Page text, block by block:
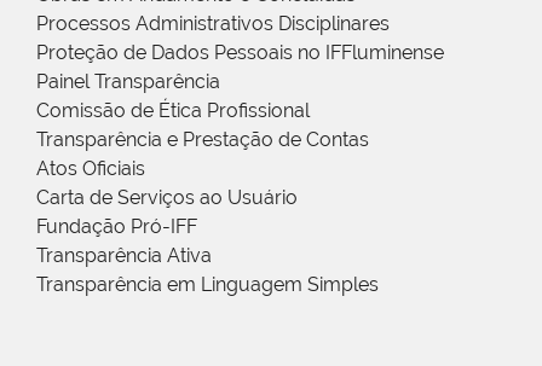
Processos Administrativos Disciplinares
Proteção de Dados Pessoais no IFFluminense
Painel Transparência
Comissão de Ética Profissional
Transparência e Prestação de Contas
Atos Oficiais
Carta de Serviços ao Usuário
Fundação Pró-IFF
Transparência Ativa
Transparência em Linguagem Simples